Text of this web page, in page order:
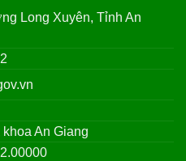
Long Xuyên, Tỉnh An
An Giang